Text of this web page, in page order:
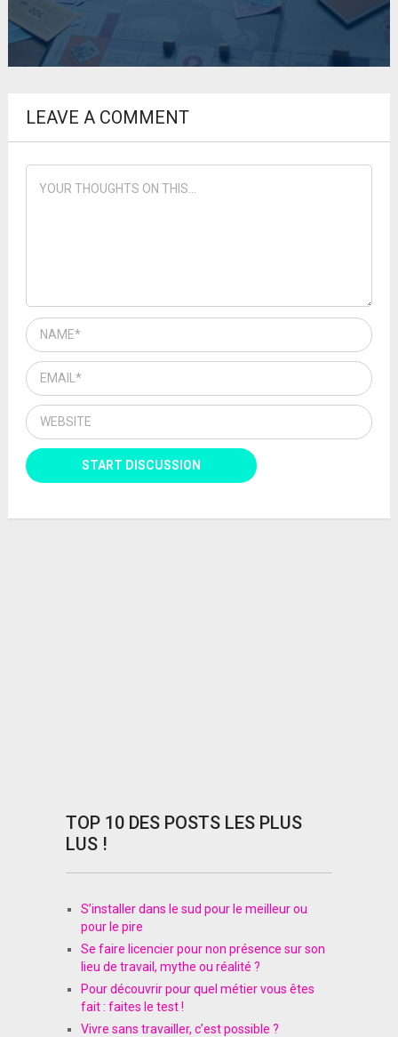
LEAVE A COMMENT
TOP 10 DES POSTS LES PLUS
LUS !
S’installer dans le sud pour le meilleur ou
pour le pire
Se faire licencier pour non présence sur son
lieu de travail, mythe ou réalité ?
Pour découvrir pour quel métier vous êtes
fait : faites le test !
Vivre sans travailler, c’est possible ?